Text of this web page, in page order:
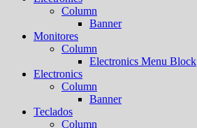
Column
Banner
Monitores
Column
Electronics Menu Block
Electronics
Column
Banner
Teclados
Column